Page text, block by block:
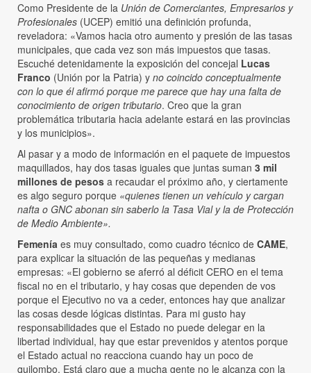
Como Presidente de la Unión de Comerciantes, Empresarios y
Profesionales (UCEP) emitió una definición profunda,
reveladora: «Vamos hacia otro aumento y presión de las tasas
municipales, que cada vez son más impuestos que tasas.
Escuché detenidamente la exposición del concejal Lucas
Franco (Unión por la Patria) y no coincido conceptualmente
con lo que él afirmó porque me parece que hay una falta de
conocimiento de origen tributario. Creo que la gran
problemática tributaria hacia adelante estará en las provincias
y los municipios».
Al pasar y a modo de información en el paquete de impuestos
maquillados, hay dos tasas iguales que juntas suman 3 mil
millones de pesos a recaudar el próximo año, y ciertamente
es algo seguro porque «quienes tienen un vehículo y cargan
nafta o GNC abonan sin saberlo la Tasa Vial y la de Protección
de Medio Ambiente».
Femenía es muy consultado, como cuadro técnico de CAME,
para explicar la situación de las pequeñas y medianas
empresas: «El gobierno se aferró al déficit CERO en el tema
fiscal no en el tributario, y hay cosas que dependen de vos
porque el Ejecutivo no va a ceder, entonces hay que analizar
las cosas desde lógicas distintas. Para mi gusto hay
responsabilidades que el Estado no puede delegar en la
libertad individual, hay que estar prevenidos y atentos porque
el Estado actual no reacciona cuando hay un poco de
quilombo. Está claro que a mucha gente no le alcanza con la